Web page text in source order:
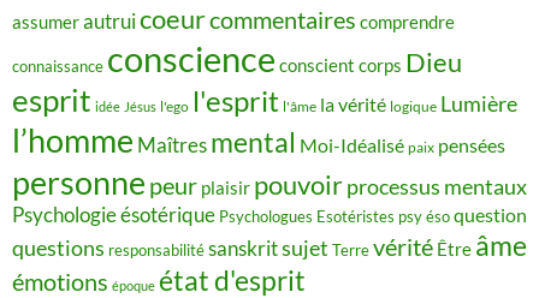
assumerautruicoeurcommentaires comprendre
connaissance conscience conscient corps Dieu
esprit idée Jésus l'ego l'esprit l'âme la vérité logique Lumière
l’homme Maîtres mental Moi-Idéalisé paix pensées
personne peur plaisir pouvoirprocessus mentaux
Psychologie ésotérique Psychologues Esotéristes psy ésoquestion
questions responsabilitésanskritsujet Terrevérité Être âme
émotions époque état d'esprit